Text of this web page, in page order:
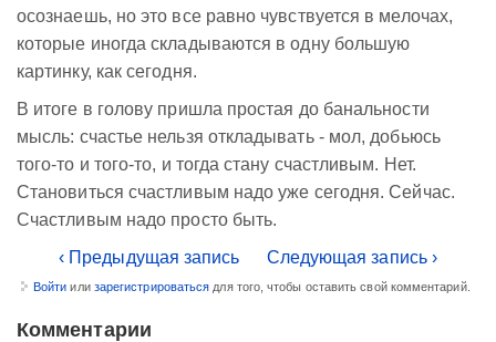
осознаешь, но это все равно чувствуется в мелочах,
которые иногда складываются в одну большую
картинку, как сегодня.
В итоге в голову пришла простая до банальности
мысль: счастье нельзя откладывать - мол, добьюсь
того-то и того-то, и тогда стану счастливым. Нет.
Становиться счастливым надо уже сегодня. Сейчас.
Счастливым надо просто быть.
‹ Предыдущая запись
Следующая запись ›
Войти или зарегистрироваться для того, чтобы оставить свой комментарий.
Комментарии